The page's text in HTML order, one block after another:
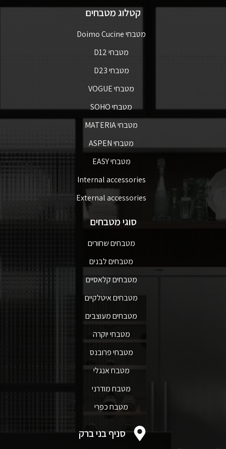
קטלוג מטבחים
מטבחי Doimo Cucine
מטבחי D12
מטבחי D23
מטבחי VOGUE
מטבחי SOHO
מטבחי MATERIA
מטבחי ASPEN
מטבחי EASY
Internal accessories
External accessories
סוגי מטבחים
מטבחים שחורים
מטבחים לבנים
מטבחים קלאסיים
מטבחים איטלקיים
מטבחים מעוצבים
מטבחי יוקרה
מטבחי פרובנס
מטבח אנגלי
מטבח מודרני
מטבח כפרי
סניף בני ברק